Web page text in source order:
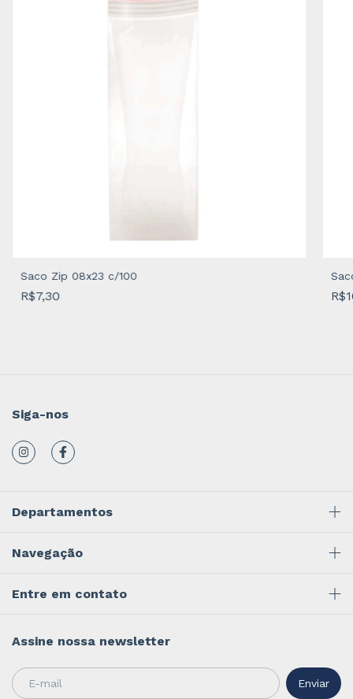
Saco Zip 08x23 c/100
R$7,30
Siga-nos
Departamentos
Navegação
Entre em contato
Assine nossa newsletter